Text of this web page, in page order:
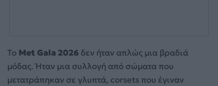
Το Met Gala 2026 δεν ήταν απλώς μια βραδιά
μόδας. Ήταν μια συλλογή από σώματα που
μετατράπηκαν σε γλυπτά, corsets που έγιναν